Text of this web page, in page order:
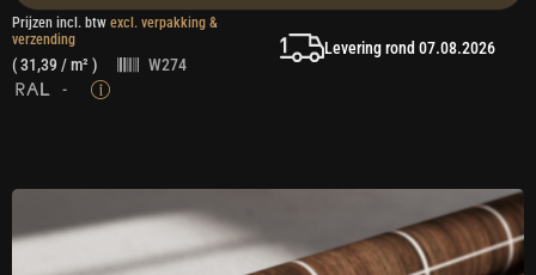
Prijzen incl. btw excl. verpakking &
verzending
(31,39/ m² )
W274
-
Levering rond 07.08.2026